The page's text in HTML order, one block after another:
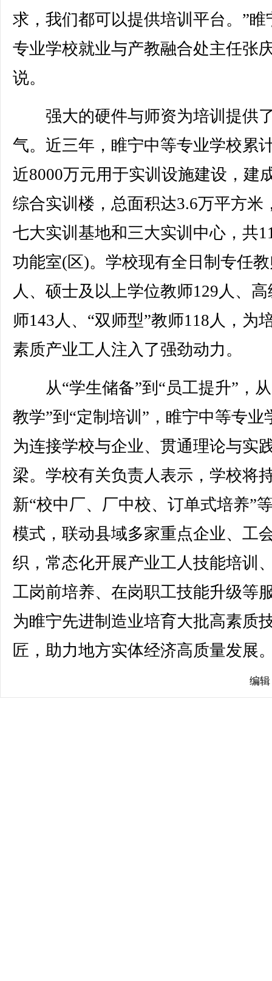
求，我们都可以提供培训平台。”睢
专业学校就业与产教融合处主任张
说。
强大的硬件与师资为培训提供
气。近三年，睢宁中等专业学校累
近8000万元用于实训设施建设，建
综合实训楼，总面积达3.6万平方米
七大实训基地和三大实训中心，共
功能室(区)。学校现有全日制专任
人、硕士及以上学位教师129人、
师143人、“双师型”教师118人，为
素质产业工人注入了强劲动力。
从“学生储备”到“员工提升”，从
教学”到“定制培训”，睢宁中等专业
为连接学校与企业、贯通理论与实
梁。学校有关负责人表示，学校将
新“校中厂、厂中校、订单式培养”
模式，联动县域多家重点企业、工
织，常态化开展产业工人技能培训
工岗前培养、在岗职工技能升级等
为睢宁先进制造业培育大批高素质
匠，助力地方实体经济高质量发展
编